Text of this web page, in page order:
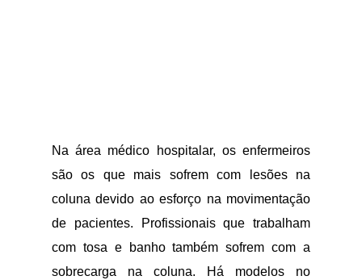
Na área médico hospitalar, os enfermeiros
são os que mais sofrem com lesões na
coluna devido ao esforço na movimentação
de pacientes. Profissionais que trabalham
com tosa e banho também sofrem com a
sobrecarga na coluna. Há modelos no